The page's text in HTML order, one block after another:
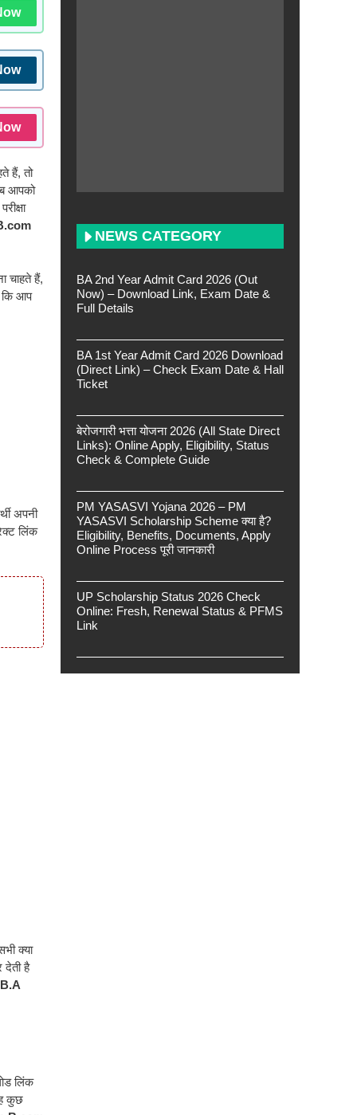
हैं, तो
आपको
चाहते हैं,
कि आप
अपनी
लिंक
क्या
देती है
लिंक
कुछ
NEWS CATEGORY
BA 2nd Year Admit Card 2026 (Out
Now) – Download Link, Exam Date &
Full Details
BA 1st Year Admit Card 2026 Download
(Direct Link) – Check Exam Date & Hall
Ticket
बेरोजगारी भत्ता योजना 2026 (All State Direct
Links): Online Apply, Eligibility, Status
Check & Complete Guide
PM YASASVI Yojana 2026 – PM
YASASVI Scholarship Scheme क्या है?
Eligibility, Benefits, Documents, Apply
Online Process पूरी जानकारी
UP Scholarship Status 2026 Check
Online: Fresh, Renewal Status & PFMS
Link